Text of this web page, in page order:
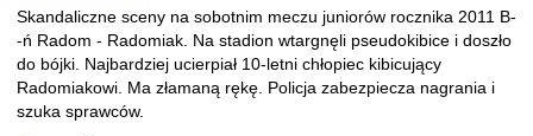
Skandaliczne sceny na sobotnim meczu juniorów rocznika 2011 B-
-ń Radom - Radomiak. Na stadion wtargnęli pseudokibice i doszło
do bójki. Najbardziej ucierpiał 10-letni chłopiec kibicujący
Radomiakowi. Ma złamaną rękę. Policja zabezpiecza nagrania i
szuka sprawców.